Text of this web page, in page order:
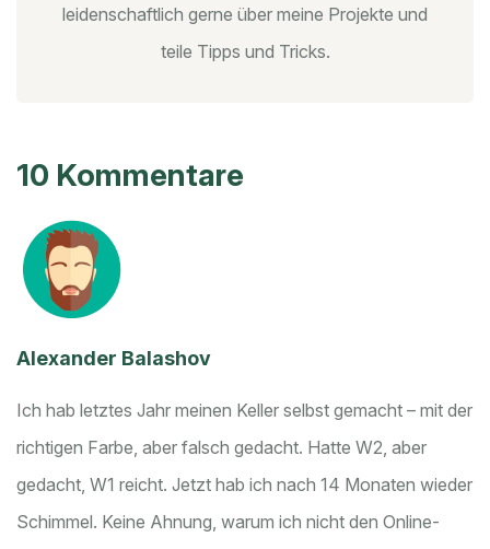
leidenschaftlich gerne über meine Projekte und
teile Tipps und Tricks.
10 Kommentare
Alexander Balashov
Ich hab letztes Jahr meinen Keller selbst gemacht – mit der
richtigen Farbe, aber falsch gedacht. Hatte W2, aber
gedacht, W1 reicht. Jetzt hab ich nach 14 Monaten wieder
Schimmel. Keine Ahnung, warum ich nicht den Online-